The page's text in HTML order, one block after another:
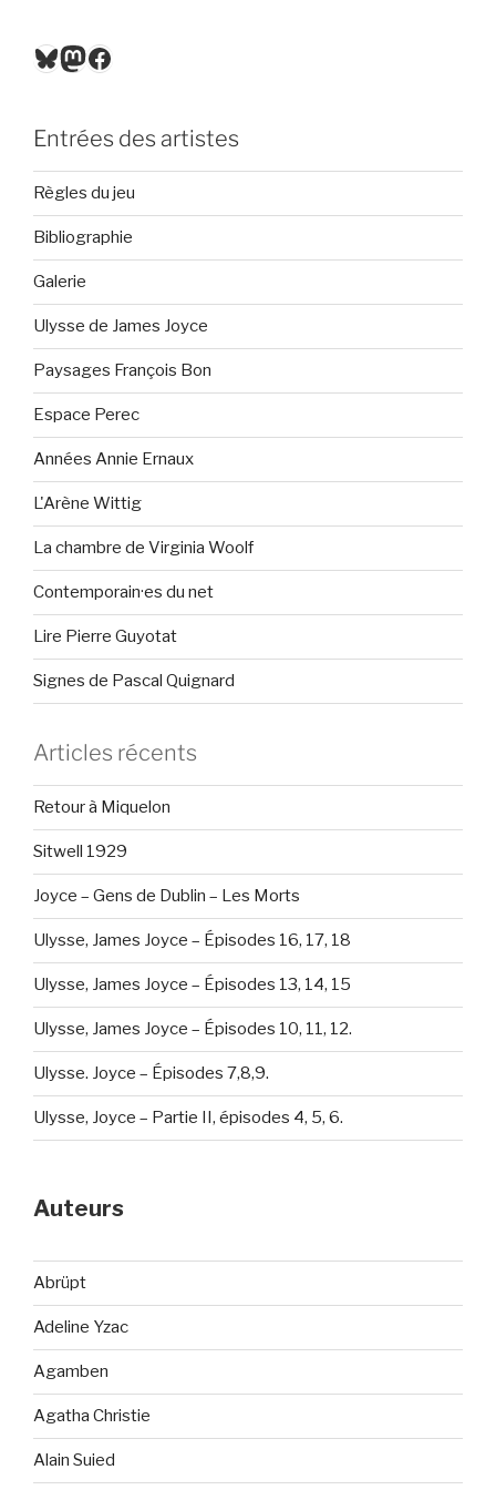
Bluesky
Mastodon
Facebook
Entrées des artistes
Règles du jeu
Bibliographie
Galerie
Ulysse de James Joyce
Paysages François Bon
Espace Perec
Années Annie Ernaux
L'Arène Wittig
La chambre de Virginia Woolf
Contemporain·es du net
Lire Pierre Guyotat
Signes de Pascal Quignard
Articles récents
Retour à Miquelon
Sitwell 1929
Joyce – Gens de Dublin – Les Morts
Ulysse, James Joyce – Épisodes 16, 17, 18
Ulysse, James Joyce – Épisodes 13, 14, 15
Ulysse, James Joyce – Épisodes 10, 11, 12.
Ulysse. Joyce – Épisodes 7,8,9.
Ulysse, Joyce – Partie II, épisodes 4, 5, 6.
Auteurs
Abrüpt
Adeline Yzac
Agamben
Agatha Christie
Alain Suied